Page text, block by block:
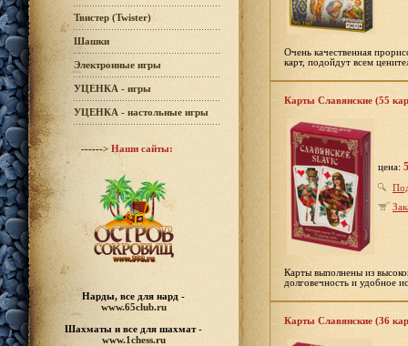
Твистер (Twister)
Шашки
Электронные игры
УЦЕНКА - игры
УЦЕНКА - настольные игры
------>Наши сайты:
Нарды, все для нард -
www.65club.ru
Шахматы и все для шахмат -
www.1chess.ru
Очень качественная
карт, подойдут всем
Карты Славянские (55
цена:
Карты выполнены из
долговечность и удобное
Карты Славянские (36